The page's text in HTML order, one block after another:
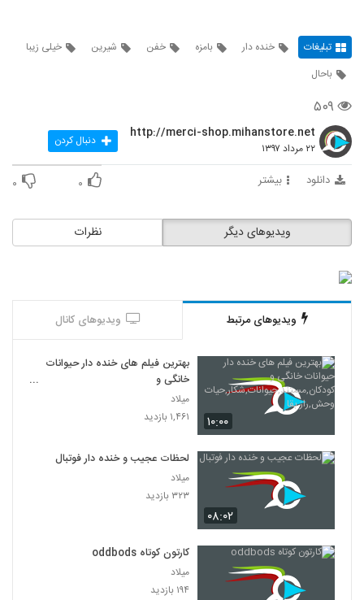
تبلیغات خنده دار بامزه خفن شیرین
خیلی زیبا
باحال
۵۰۹
http://merci-shop.mihanstore.net
۲۲ مرداد ۱۳۹۷ دنبال کردن
دانلود بیشتر ۰ ۰
نظرات ویدیوهای دیگر
ویدیوهای مرتبط ویدیوهای کانال
۱۰:۰۰
بهترین فیلم های خنده دار حیوانات
خانگی و
کودکان,مستند,حیوانات,شکار,حیات
وحش,راز بقا
میلاد
۱,۴۶۱ بازدید
۰۸:۰۲
لحظات عجیب و خنده دار فوتبال
میلاد
۳۲۳ بازدید
کارتون کوتاه oddbods
میلاد
۱۹۴ بازدید